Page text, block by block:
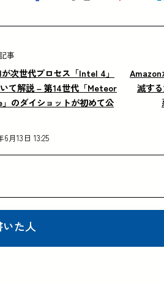
事
次世代プロセス「Intel 4」
て解説 – 第14世代「Meteor
のダイショットが初めて公
6月13日 13:25
Amazon
滅す
た人